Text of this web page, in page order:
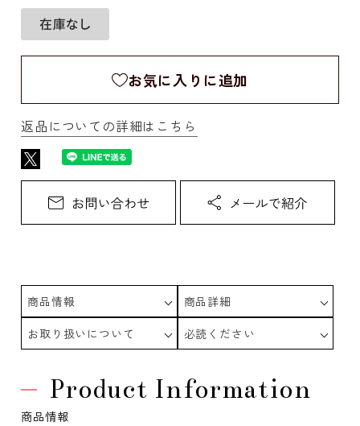
お気に入りに追加
返品についての詳細はこちら
商品情報
商品詳細
お取り扱いについて
必読ください
Product Information
商品情報